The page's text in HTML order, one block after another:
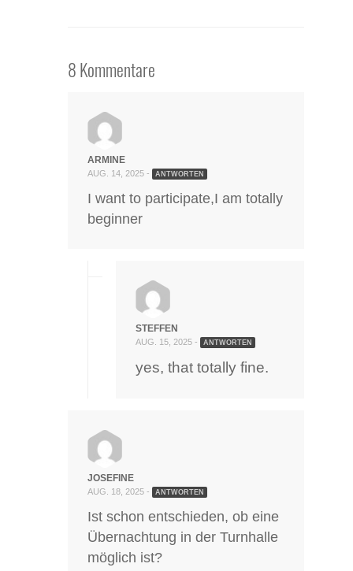
8 Kommentare
ARMINE
AUG. 14, 2025 - ANTWORTEN
I want to participate,I am totally
beginner
STEFFEN
AUG. 15, 2025 - ANTWORTEN
yes, that totally fine.
JOSEFINE
AUG. 18, 2025 - ANTWORTEN
Ist schon entschieden, ob eine
Übernachtung in der Turnhalle
möglich ist?